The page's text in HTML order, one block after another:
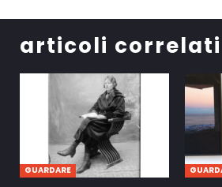
articoli correlati
GUARDARE